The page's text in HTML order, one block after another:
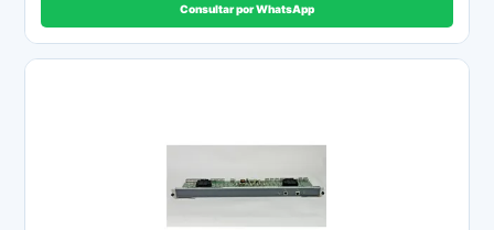
Consultar por WhatsApp